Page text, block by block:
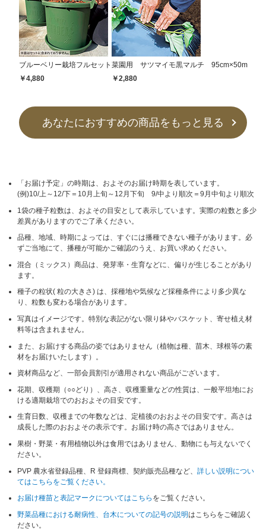
ブルーベリー栽培フルセット
￥4,880
菜園用 サツマイモ黒マルチ 95cm×50m
￥2,880
あなたにおすすめの商品をもっと見る
「お届け予定」の時期は、およそのお届け時期を表しています。
(例)10/上～12/下＝10月上旬～12月下旬 9/中より順次＝9月中旬より順次
1袋の種子粒数は、およその目安として表示しています。実際の粒数と多少
差異がありますのでご了承ください。
品種、地域、時期によっては、すぐには播種できない種子があります。必
ずご当地にて、播種が可能かご確認のうえ、お買い求めください。
混合（ミックス）商品は、発芽率・生育などに、偏りが生じることがあり
ます。
種子の粒状( 粒の大きさ) は、採種地や気候など採種条件により多少異な
り、粒数も変わる場合があります。
写真はイメージです。特別な表記がない限り鉢やバスケット、寄せ植え材
料等は含まれません。
また、お届けする商品の姿ではありません（植物は種、苗木、球根等の素
材をお届けいたします）。
資材商品など、一部会員割引が適用されない商品がございます。
花期、収穫期（○○どり）、高さ、収穫重量などの性質は、一般平坦地にお
ける適期栽培でのおおよその目安です。
生育日数、収穫までの年数などは、定植後のおおよその目安です。高さは
成長した際のおおよその表示です。お届け時の高さではありません。
果樹・野菜・有用植物以外は食用ではありません、動物にも与えないでく
ださい。
PVP 農水省登録品種、R 登録商標、契約販売品種など、詳しい説明につい
てはこちらをご覧ください。
お届け種苗と表記マークについてはこちら をご覧ください。
野菜品種における耐病性、台木についての記号の説明はこちらをご確認く
ださい。